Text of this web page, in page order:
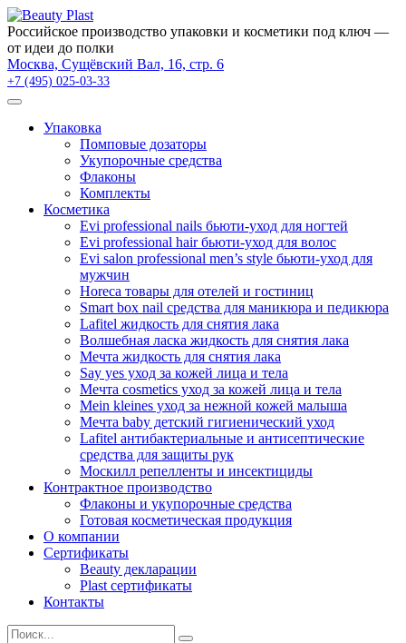
Российское производство упаковки и косметики под ключ —
от идеи до полки
Москва, Сущёвский Вал, 16, стр. 6
+7 (495) 025-03-33
Упаковка
Помповые дозаторы
Укупорочные средства
Флаконы
Комплекты
Косметика
Evi professional nails бьюти-уход для ногтей
Evi professional hair бьюти-уход для волос
Evi salon professional men’s style бьюти-уход для
мужчин
Horeca товары для отелей и гостиниц
Smart box nail средства для маникюра и педикюра
Lafitel жидкость для снятия лака
Волшебная ласка жидкость для снятия лака
Мечта жидкость для снятия лака
Say yes уход за кожей лица и тела
Мечта cosmetics уход за кожей лица и тела
Mein kleines уход за нежной кожей малыша
Мечта baby детский гигиенический уход
Lafitel антибактериальные и антисептические
средства для защиты рук
Москилл репелленты и инсектициды
Контрактное производство
Флаконы и укупорочные средства
Готовая косметическая продукция
О компании
Сертификаты
Beauty декларации
Plast сертификаты
Контакты
×